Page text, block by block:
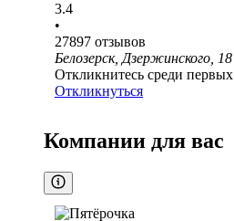
3.4
•
27897 отзывов
Белозерск, Дзержинского, 18
Откликнитесь среди первых
Откликнуться
Компании для вас